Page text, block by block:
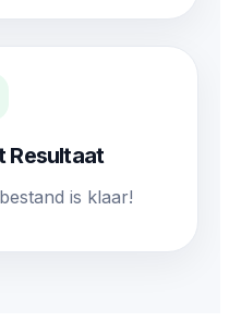
Resultaat
is klaar!